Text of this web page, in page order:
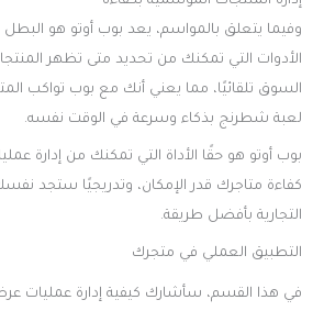
وفيما يتعلق بالمواسم، يعد بوب أوتو هو
الأدوات التي تمكنك من تحديد متى تظهر
السوق تلقائيًا، مما يعني أنك مع بوب تواكب
لعبة شطرنج بذكاء وسرعة في الوقت نفسه.
بوب أوتو هو حقًا الأداة التي تمكنك من إدارة
كفاءة متاجرك قدر الإمكان، وتدريجيًا ستجد
التجارية بأفضل طريقة.
التطبيق العملي في متجرك
في هذا القسم، سأشارك كيفية إدارة عمليات